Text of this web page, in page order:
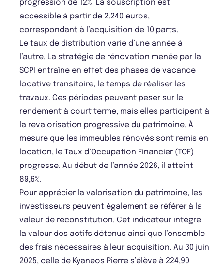
progression de 12%. La souscription est
accessible à partir de 2.240 euros,
correspondant à l’acquisition de 10 parts.
Le taux de distribution varie d’une année à
l’autre. La stratégie de rénovation menée par la
SCPI entraîne en effet des phases de vacance
locative transitoire, le temps de réaliser les
travaux. Ces périodes peuvent peser sur le
rendement à court terme, mais elles participent à
la revalorisation progressive du patrimoine. À
mesure que les immeubles rénovés sont remis en
location, le Taux d’Occupation Financier (TOF)
progresse. Au début de l’année 2026, il atteint
89,6%.
Pour apprécier la valorisation du patrimoine, les
investisseurs peuvent également se référer à la
valeur de reconstitution. Cet indicateur intègre
la valeur des actifs détenus ainsi que l’ensemble
des frais nécessaires à leur acquisition. Au 30 juin
2025, celle de Kyaneos Pierre s’élève à 224,90